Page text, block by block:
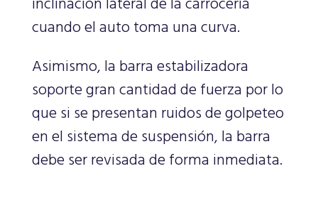
cuando el auto toma una curva.
Asimismo, la barra estabilizadora
soporte gran cantidad de fuerza por lo
que si se presentan ruidos de golpeteo
en el sistema de suspensión, la barra
debe ser revisada de forma inmediata.